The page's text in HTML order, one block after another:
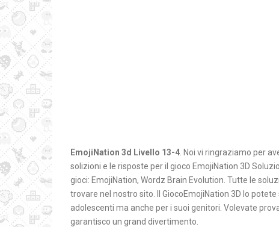
EmojiNation 3d Livello 13-4 . Noi vi ringraziamo per
solizioni e le risposte per il gioco EmojiNation 3D
gioci: EmojiNation, Wordz Brain Evolution. Tutte le
trovare nel nostro sito. Il GiocoEmojiNation 3D lo
adolescenti ma anche per i suoi genitori. Volevate
garantisco un grand divertimento.